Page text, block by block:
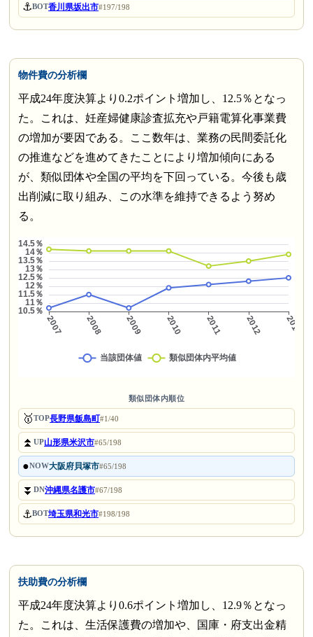
⚓BOT香川県坂出市#197/198
物件費の分析欄
平成24年度決算より0.2ポイント増加し、12.5％となっ
た。これは、妊産婦健康診査拡充や戸籍電算化事業費
の増加が要因である。ここ数年は、業務の民間委託化
の推進などを進めてきたことにより増加傾向にある
が、類似団体や全国の平均を下回っている。今後も歳
出削減に取り組み、この水準を維持できるよう努め
る。
類似団体内順位
🥇TOP長野県飯島町#1/40
⏫UP山形県米沢市#65/198
●NOW大阪府貝塚市#65/198
⏬DN沖縄県名護市#67/198
⚓BOT埼玉県和光市#198/198
扶助費の分析欄
平成24年度決算より0.6ポイント増加し、12.9％となっ
た。これは、生活保護費の増加や、国庫・府支出金精